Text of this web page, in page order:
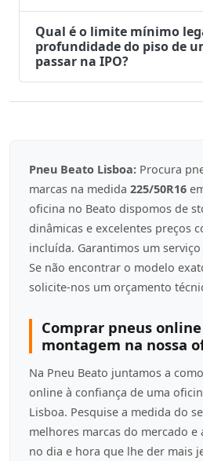
Qual é o limite mínimo
profundidade do piso de
passar na IPO?
Pneu Beato Lisboa: Procura
marcas na medida 225/50R16
oficina no Beato dispomos de
dinâmicas e excelentes preços
incluída. Garantimos um
Se não encontrar o modelo
solicite-nos um orçamento
Comprar pneus
montagem na nossa
Na Pneu Beato juntamos a
online à confiança de uma
Lisboa. Pesquise a medida do
melhores marcas do mercado
no dia e hora que lhe der mais